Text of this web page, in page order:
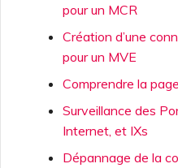
pour un MCR
Création d’une
pour un MVE
Comprendre la
Surveillance des
Internet, et IXs
Dépannage de la